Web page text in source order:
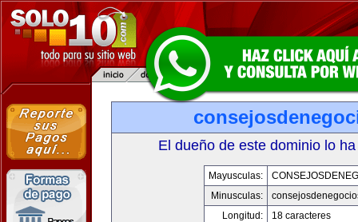
El dueño de este dominio lo
Mayusculas:
Minusculas:
Longitud:
18 caracteres